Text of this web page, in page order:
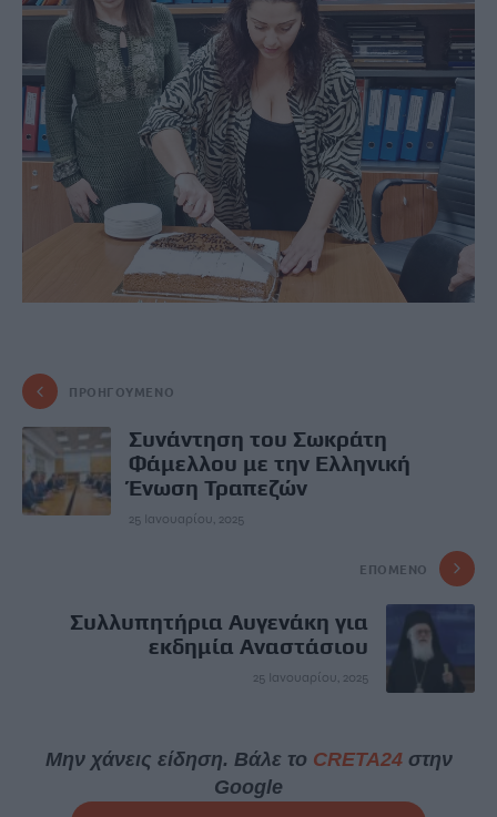
ΠΡΟΗΓΟΎΜΕΝΟ
Συνάντηση του Σωκράτη
Φάμελλου με την Ελληνική
Ένωση Τραπεζών
25 Ιανουαρίου, 2025
ΕΠΌΜΕΝΟ
Συλλυπητήρια Αυγενάκη για
εκδημία Αναστάσιου
25 Ιανουαρίου, 2025
Μην χάνεις είδηση. Βάλε το CRETA24στην
Google